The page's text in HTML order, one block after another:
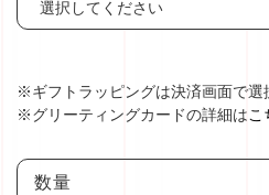
※ギフトラッピングは決済画面で選
※グリーティングカードの詳細はこ